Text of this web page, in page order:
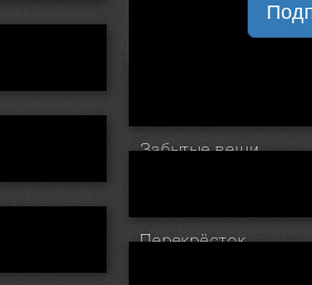
Забытые вещи.
Перекрёсток.